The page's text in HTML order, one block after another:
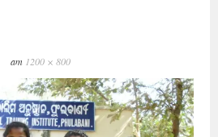
am 1200 × 800